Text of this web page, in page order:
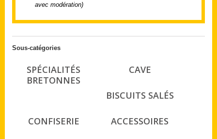
avec modération)
Sous-catégories
SPÉCIALITÉS
BRETONNES
CAVE
BISCUITS SALÉS
CONFISERIE ACCESSOIRES